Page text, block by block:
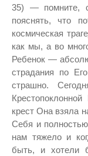
35) — помните,
пояснять, что
космическая
как мы, а во
Ребенок —
страдания по
страшно.
крест Она взяла
Себя и
нам тяжело и
быть, и хотели